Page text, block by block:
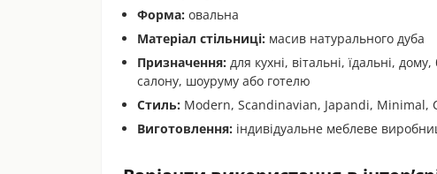
Форма: овальна
Матеріал стільниці: масив натурального дуба
Призначення: для кухні, вітальні, їдальні,
салону, шоуруму або готелю
Стиль: Modern, Scandinavian, Japandi, Minimal,
Виготовлення: індивідуальне меблеве